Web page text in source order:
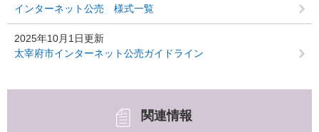
インターネット公売 様式一覧
2025年10月1日更新
太宰府市インターネット公売ガイドライン
関連情報